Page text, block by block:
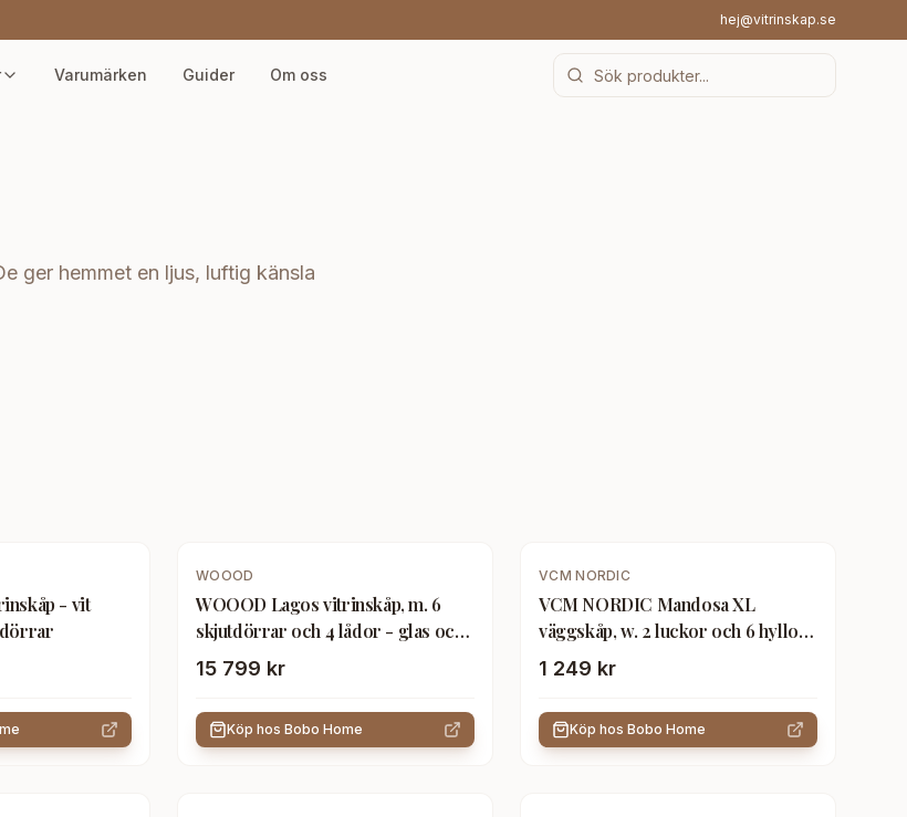
hej@vitrinskap.se
Varumärken Guider Om oss
ger hemmet en ljus, luftig känsla
- vit
WOOOD
WOOOD Lagos vitrinskåp, m. 6
skjutdörrar och 4 lådor - glas och
vit furu
15 799 kr
Köp hos Bobo Home
VCM NORDIC
VCM NORDIC Mandosa XL
väggskåp, w. 2 luckor och 6 hyllor
- glas och vitt trä
1 249 kr
Köp hos Bobo Home